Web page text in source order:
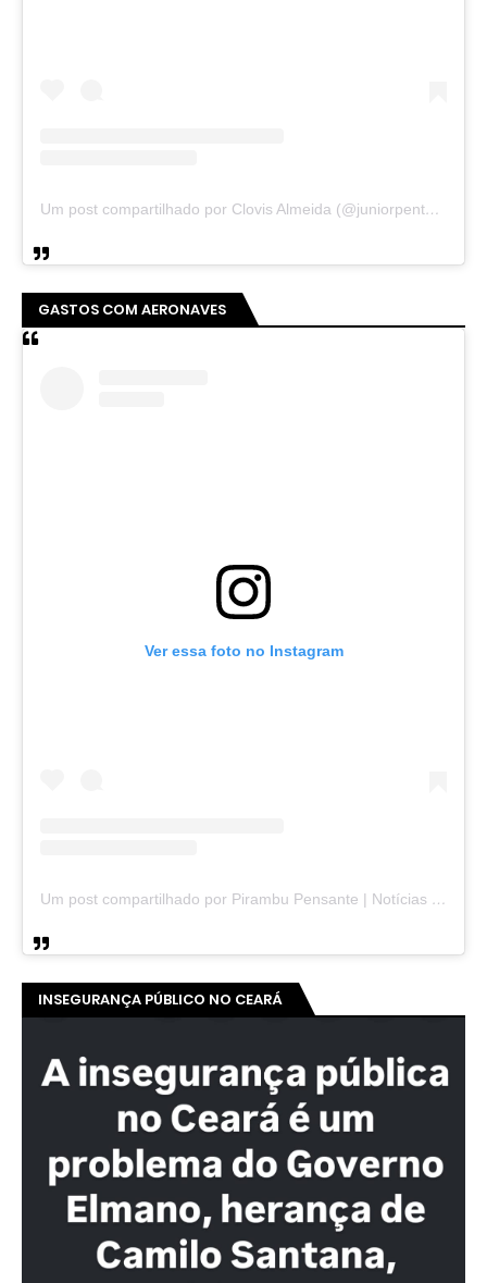
Um post compartilhado por Clovis Almeida (@juniorpentecoste01)
GASTOS COM AERONAVES
Ver essa foto no Instagram
Um post compartilhado por Pirambu Pensante | Notícias & Entretenimento (@pirambupensante)
INSEGURANÇA PÚBLICO NO CEARÁ